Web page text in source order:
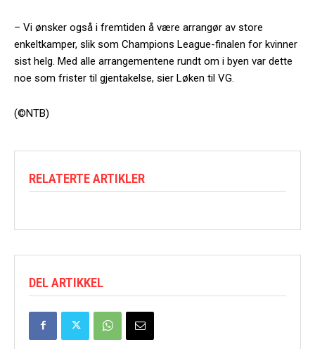
– Vi ønsker også i fremtiden å være arrangør av store
enkeltkamper, slik som Champions League-finalen for kvinner
sist helg. Med alle arrangementene rundt om i byen var dette
noe som frister til gjentakelse, sier Løken til VG.
(©NTB)
RELATERTE ARTIKLER
DEL ARTIKKEL